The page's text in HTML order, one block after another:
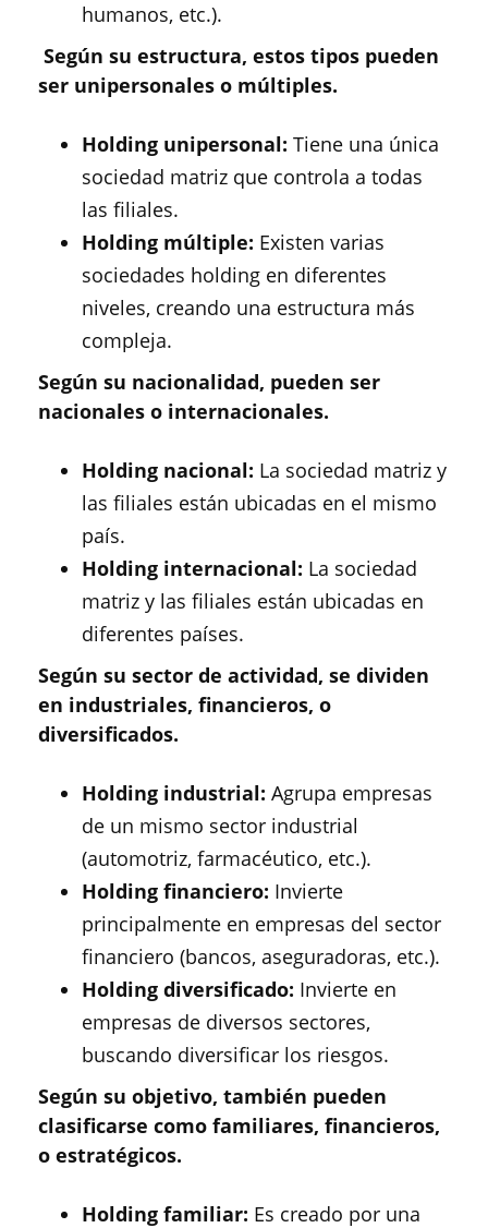
humanos, etc.).
Según su estructura, estos tipos pueden
ser unipersonales o múltiples.
Holding unipersonal: Tiene una única
sociedad matriz que controla a todas
las filiales.
Holding múltiple: Existen varias
sociedades holding en diferentes
niveles, creando una estructura más
compleja.
Según su nacionalidad, pueden ser
nacionales o internacionales.
Holding nacional: La sociedad matriz y
las filiales están ubicadas en el mismo
país.
Holding internacional: La sociedad
matriz y las filiales están ubicadas en
diferentes países.
Según su sector de actividad, se dividen
en industriales, financieros, o
diversificados.
Holding industrial: Agrupa empresas
de un mismo sector industrial
(automotriz, farmacéutico, etc.).
Holding financiero: Invierte
principalmente en empresas del sector
financiero (bancos, aseguradoras, etc.).
Holding diversificado: Invierte en
empresas de diversos sectores,
buscando diversificar los riesgos.
Según su objetivo, también pueden
clasificarse como familiares, financieros,
o estratégicos.
Holding familiar: Es creado por una